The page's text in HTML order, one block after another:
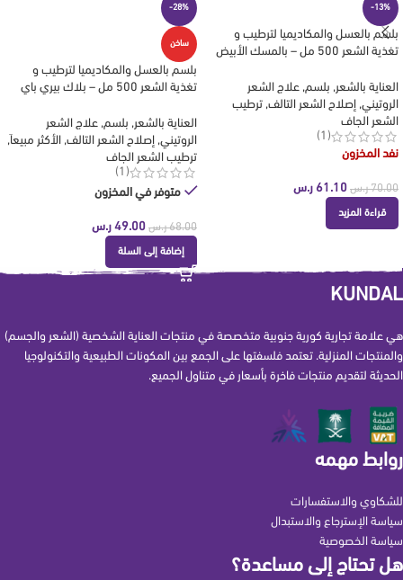
-13%
بلسم بالعسل والمكاديميا لترطيب و
تغذية الشعر 500 مل – بالمسك الأبيض
العناية بالشعر, بلسم, علاج الشعر
الروتيني, إصلاح الشعر التالف, ترطيب
الشعر الجاف
(1)
نفد المخزون
70.00 ر.س 61.10 ر.س
قراءة المزيد
-28%
ساخن
بلسم بالعسل والمكاديميا لترطيب و
تغذية الشعر 500 مل – بلاك بيري باي
العناية بالشعر, بلسم, علاج الشعر
الروتيني, إصلاح الشعر التالف, الأكثر مبيعاَ,
ترطيب الشعر الجاف
(1)
متوفر في المخزون
68.00 ر.س 49.00 ر.س
إضافة إلى السلة
KUNDAL
هي علامة تجارية كورية جنوبية متخصصة في منتجات العناية الشخصية (الشعر والجسم)
والمنتجات المنزلية. تعتمد فلسفتها على الجمع بين المكونات الطبيعية والتكنولوجيا
الحديثة لتقديم منتجات فاخرة بأسعار في متناول الجميع.
روابط مهمه
للشكاوي والاستفسارات
سياسة الإسترجاع والاستبدال
سياسة الخصوصية
هل تحتاج إلى مساعدة؟